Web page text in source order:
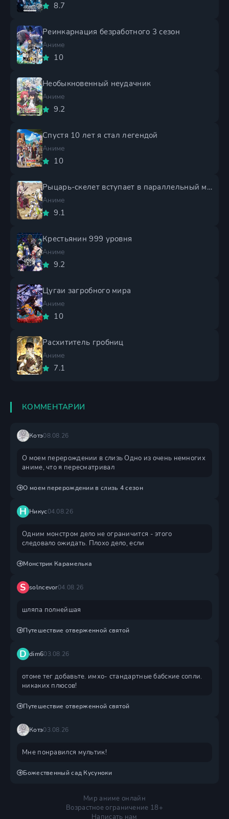
8.7
Реинкарнация безработного 3 сезон
Аниме
10
Необыкновенный неудачник
Аниме
9.2
Спустя 10 лет я стал легендой
Аниме
10
Рыцарь-скелет вступает в параллельный мир 2 сезон
Аниме
9.1
Крестьянин 999 уровня
Аниме
9.2
Цугаи загробного мира
Аниме
10
Расхититель гробниц
Аниме
7.1
КОММЕНТАРИИ
Котэ08.08.26
О моем перерождении в слизь Одно из очень немногих
аниме, что я пересматривал
О моем перерождении в слизь 4 сезон
Н Никус04.08.26
Одним монстром дело не ограничится - этого
следовало ожидать. Плохо дело, если
Монстрик Карамелька
S solncevor04.08.26
шляпа полнейшая
Путешествие отверженной святой
D dim603.08.26
отоме тег добавьте. имхо- стандартные бабские сопли.
никаких плюсов!
Путешествие отверженной святой
Котэ03.08.26
Мне понравился мультик!
Божественный сад Кусуноки
Мир аниме онлайн
Возрастное ограничение 18+
Написать нам